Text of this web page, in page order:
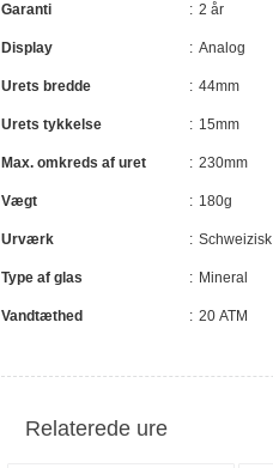
Garanti 2 år
Display Analog
Urets bredde 44mm
Urets tykkelse 15mm
Max. omkreds af uret 230mm
Vægt 180g
Urværk Schweizisk
Type af glas Mineral
Vandtæthed 20 ATM
Relaterede ure